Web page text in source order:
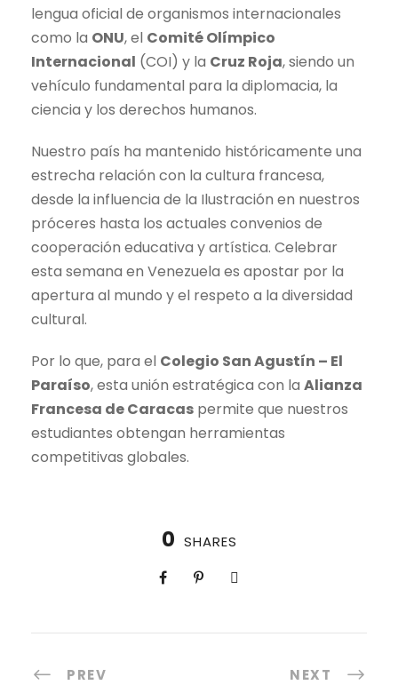
lengua oficial de organismos internacionales
como la ONU, el Comité Olímpico
Internacional (COI) y la Cruz Roja, siendo un
vehículo fundamental para la diplomacia, la
ciencia y los derechos humanos.
Nuestro país ha mantenido históricamente una
estrecha relación con la cultura francesa,
desde la influencia de la Ilustración en nuestros
próceres hasta los actuales convenios de
cooperación educativa y artística. Celebrar
esta semana en Venezuela es apostar por la
apertura al mundo y el respeto a la diversidad
cultural.
Por lo que, para el Colegio San Agustín – El
Paraíso, esta unión estratégica con la Alianza
Francesa de Caracas permite que nuestros
estudiantes obtengan herramientas
competitivas globales.
0 SHARES
PREV NEXT